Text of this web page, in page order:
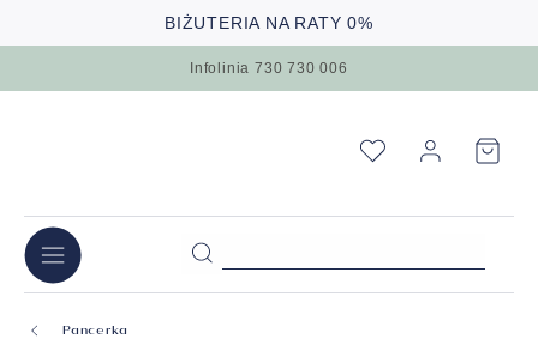
BIŻUTERIA NA RATY 0%
Infolinia 730 730 006
Pancerka